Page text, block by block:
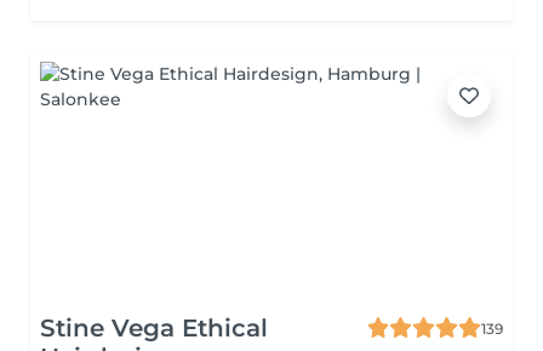
Stine Vega Ethical
139